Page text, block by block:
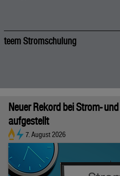
teem Stromschulung
Neuer Rekord bei Strom-
aufgestellt
7. August 2026